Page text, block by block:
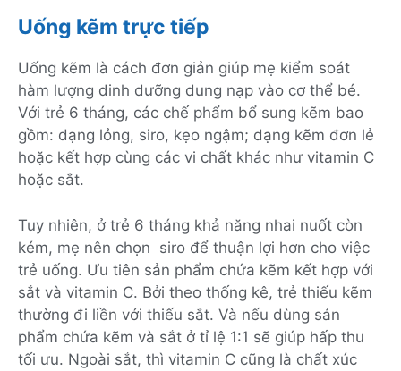
Uống kẽm trực tiếp
Uống kẽm là cách đơn giản giúp mẹ kiểm soát
hàm lượng dinh dưỡng dung nạp vào cơ thể bé.
Với trẻ 6 tháng, các chế phẩm bổ sung kẽm bao
gồm: dạng lỏng, siro, kẹo ngậm; dạng kẽm đơn lẻ
hoặc kết hợp cùng các vi chất khác như vitamin C
hoặc sắt.
Tuy nhiên, ở trẻ 6 tháng khả năng nhai nuốt còn
kém, mẹ nên chọn siro để thuận lợi hơn cho việc
trẻ uống. Ưu tiên sản phẩm chứa kẽm kết hợp với
sắt và vitamin C. Bởi theo thống kê, trẻ thiếu kẽm
thường đi liền với thiếu sắt. Và nếu dùng sản
phẩm chứa kẽm và sắt ở tỉ lệ 1:1 sẽ giúp hấp thu
tối ưu. Ngoài sắt, thì vitamin C cũng là chất xúc